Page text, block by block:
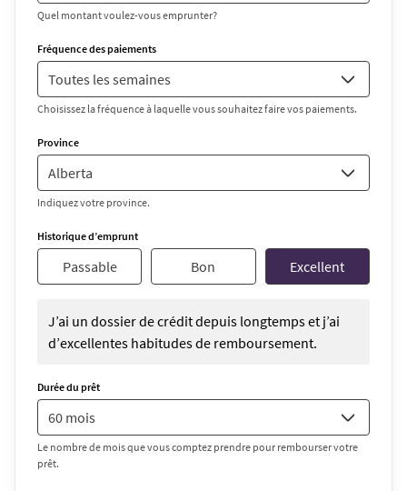
Quel montant voulez-vous emprunter?
Fréquence des paiements
Choisissez la fréquence à laquelle vous souhaitez faire vos paiements.
Province
Indiquez votre province.
Historique d’emprunt
Passable Bon Excellent
J’ai un dossier de crédit depuis longtemps et j’ai
d’excellentes habitudes de remboursement.
Durée du prêt
Le nombre de mois que vous comptez prendre pour rembourser votre
prêt.